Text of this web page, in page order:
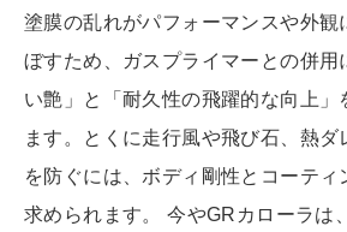
塗膜の乱れがパフォーマンスや外観
ぼすため、ガスプライマーとの併用
い艶」と「耐久性の飛躍的な向上」
ます。とくに走行風や飛び石、熱ダ
を防ぐには、ボディ剛性とコーティ
求められます。 今やGRカローラは